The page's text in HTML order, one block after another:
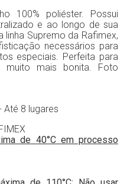
100% poliéster. Possui
e ao longo de sua
linha Supremo da Rafimex,
necessários para
especiais. Perfeita para
mais bonita. Foto
8 lugares
de 40°C em processo